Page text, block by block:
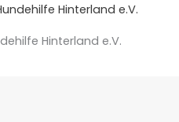
Hinterland e.V.
Hinterland e.V.